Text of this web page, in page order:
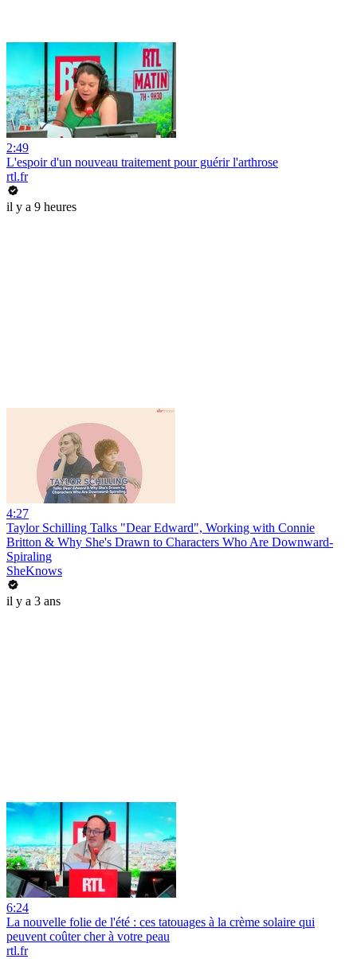
2:49
L'espoir d'un nouveau traitement pour guérir l'arthrose
rtl.fr
il y a 9 heures
4:27
Taylor Schilling Talks "Dear Edward", Working with Connie
Britton & Why She's Drawn to Characters Who Are Downward-
Spiraling
SheKnows
il y a 3 ans
6:24
La nouvelle folie de l'été : ces tatouages à la crème solaire qui
peuvent coûter cher à votre peau
rtl.fr